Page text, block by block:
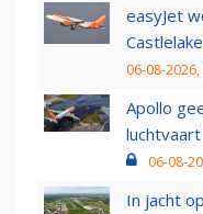
easyJet
06-08-
Apollo
luchtvaart
06-08-
In jacht